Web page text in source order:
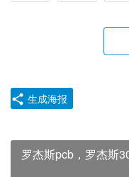
生成海报
罗杰斯pcb，罗杰斯